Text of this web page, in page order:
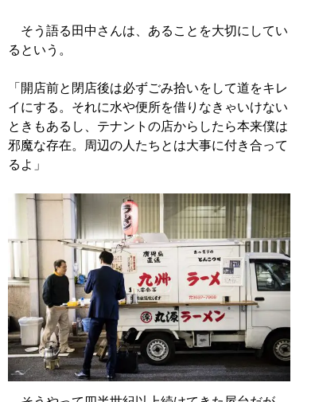
そう語る田中さんは、あることを大切にしてい
るという。
「開店前と閉店後は必ずごみ拾いをして道をキレ
イにする。それに水や便所を借りなきゃいけない
ときもあるし、テナントの店からしたら本来僕は
邪魔な存在。周辺の人たちとは大事に付き合って
るよ」